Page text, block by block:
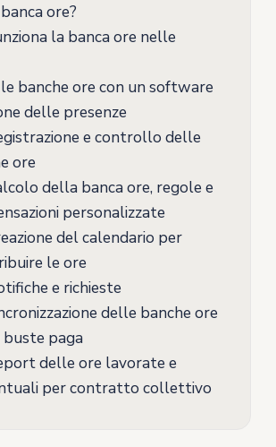
ore?
la banca ore nelle
banche ore con un software
delle presenze
e controllo delle
ore
della banca ore, regole e
personalizzate
del calendario per
le ore
e richieste
delle banche ore
paga
delle ore lavorate e
per contratto collettivo